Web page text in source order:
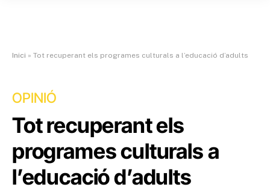
Inici » Tot recuperant els programes culturals a l’educació d’adults
OPINIÓ
Tot recuperant els
programes culturals a
l’educació d’adults